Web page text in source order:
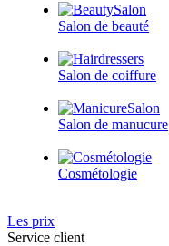
Salon de beauté
Salon de coiffure
Salon de manucure
Cosmétologie
Les prix
Service client